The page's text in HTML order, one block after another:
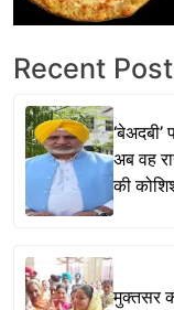
Recent
अब वह
की
मुक्तसर